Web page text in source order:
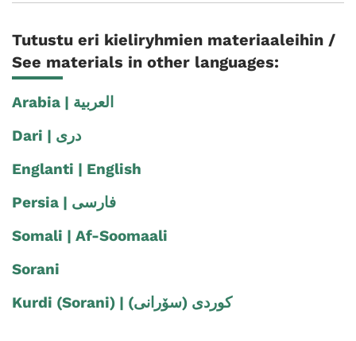
Tutustu eri kieliryhmien materiaaleihin /
See materials in other languages:
Englanti | English
Somali | Af-Soomaali
Sorani
Kurdi (Sorani) | (کوردی (سۆرانی